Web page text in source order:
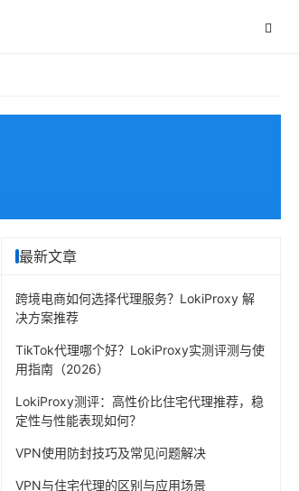
最新文章
跨境电商如何选择代理服务？LokiProxy 解
决方案推荐
TikTok代理哪个好？LokiProxy实测评测与使
用指南（2026）
LokiProxy测评：高性价比住宅代理推荐，稳
定性与性能表现如何？
VPN使用防封技巧及常见问题解决
VPN与住宅代理的区别与应用场景